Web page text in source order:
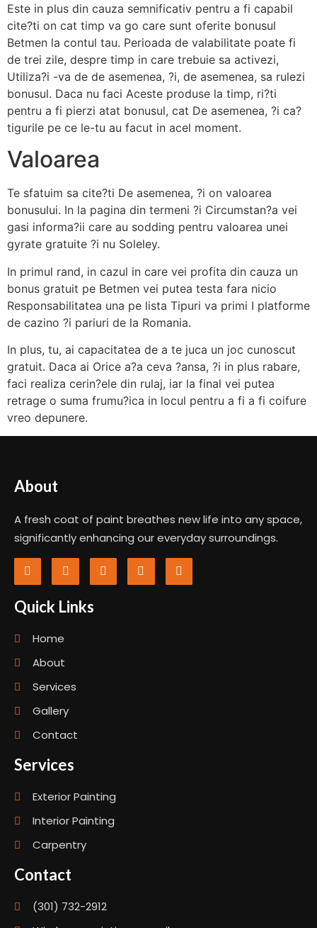
Este in plus din cauza semnificativ pentru a fi capabil
cite?ti on cat timp va go care sunt oferite bonusul
Betmen la contul tau. Perioada de valabilitate poate fi
de trei zile, despre timp in care trebuie sa activezi,
Utiliza?i -va de de asemenea, ?i, de asemenea, sa rulezi
bonusul. Daca nu faci Aceste produse la timp, ri?ti
pentru a fi pierzi atat bonusul, cat De asemenea, ?i ca?
tigurile pe ce le-tu au facut in acel moment.
Valoarea
Te sfatuim sa cite?ti De asemenea, ?i on valoarea
bonusului. In la pagina din termeni ?i Circumstan?a vei
gasi informa?ii care au sodding pentru valoarea unei
gyrate gratuite ?i nu Soleley.
In primul rand, in cazul in care vei profita din cauza un
bonus gratuit pe Betmen vei putea testa fara nicio
Responsabilitatea una pe lista Tipuri va primi I platforme
de cazino ?i pariuri de la Romania.
In plus, tu, ai capacitatea de a te juca un joc cunoscut
gratuit. Daca ai Orice a?a ceva ?ansa, ?i in plus rabare,
faci realiza cerin?ele din rulaj, iar la final vei putea
retrage o suma frumu?ica in locul pentru a fi a fi coifure
vreo depunere.
About
A fresh coat of paint breathes new life into any space,
significantly enhancing our everyday surroundings.
Quick Links
Home
About
Services
Gallery
Contact
Services
Exterior Painting
Interior Painting
Carpentry
Contact
(301) 732-2912